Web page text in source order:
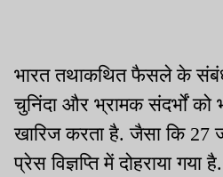
भारत तथाकथित फैसले के
चुनिंदा और भ्रामक संदर्भों को
खारिज करता है. जैसा कि 27
प्रेस विज्ञप्ति में दोहराया गया है.